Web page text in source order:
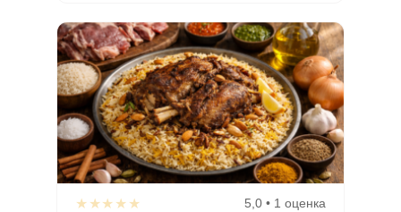
★★★★★ 5,0 • 1 оценка